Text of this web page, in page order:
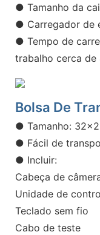
● Tamanho da
● Carregador de
● Tempo de
trabalho cerca de
Bolsa De
● Tamanho:
● Fácil de
● Incluir:
Cabeça de
Unidade de
Teclado sem fio
Cabo de teste